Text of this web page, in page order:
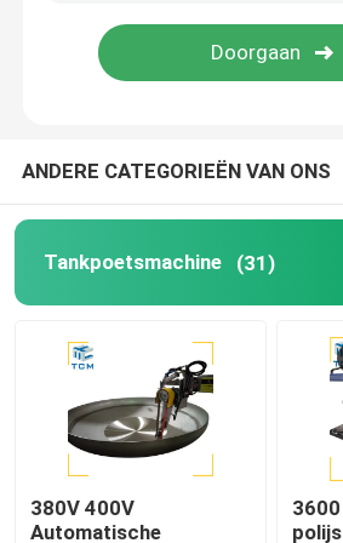
Fabriekstocht
Neem contact met ons op
Nieuws
Gevallen
Vraag een offerte
Tankpoetsmachine
ANDERE CATEGORIEËN VAN ONS
Tankpoetsmachine (31)
380V 400V
Automatische